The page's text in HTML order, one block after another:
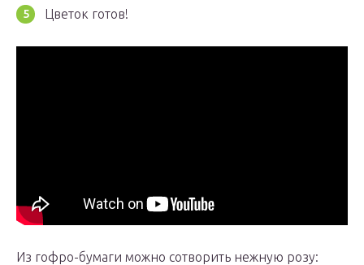
Цветок готов!
Из гофро-бумаги можно сотворить нежную розу: